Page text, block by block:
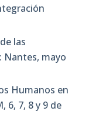
las
Nantes, mayo
Humanos en
6, 7, 8 y 9 de